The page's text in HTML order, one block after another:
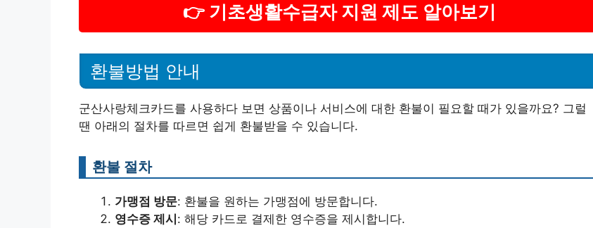
👉 기초생활수급자 지원 제도 알아보기
환불방법 안내
군산사랑체크카드를 사용하다 보면 상품이나 서비스에 대한 환불이 필요할 때가 있을까요? 그럴
땐 아래의 절차를 따르면 쉽게 환불받을 수 있습니다.
환불 절차
가맹점 방문: 환불을 원하는 가맹점에 방문합니다.
영수증 제시: 해당 카드로 결제한 영수증을 제시합니다.